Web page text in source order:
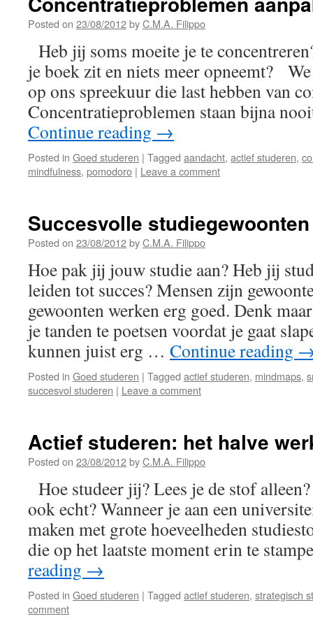
Posted on 23/08/2012byC.M.A. Filippo
Heb jij soms moeite je te
je boek zit en niets meer opneemt?
op ons spreekuur die last hebben van
Concentratieproblemen staan bijna
Continue reading →
Posted in Goed studeren | Tagged aandacht, actief studeren,
mindfulness, pomodoro | Leave a comment
Succesvolle
Posted on 23/08/2012byC.M.A. Filippo
Hoe pak jij jouw studie aan? Heb jij
leiden tot succes? Mensen zijn
gewoonten werken erg goed. Denk
je tanden te poetsen voordat je gaat
kunnen juist erg … Continue reading
Posted in Goed studeren | Tagged actief studeren, mindmaps,
succesvol studeren | Leave a comment
Actief studeren: het halve
Posted on 23/08/2012byC.M.A. Filippo
Hoe studeer jij? Lees je de stof
ook echt? Wanneer je aan een
maken met grote hoeveelheden
die op het laatste moment erin te
reading →
Posted in Goed studeren | Tagged actief studeren, strategisch
comment